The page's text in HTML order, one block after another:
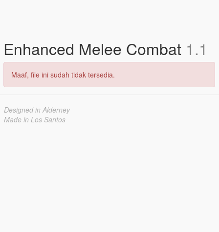
Enhanced Melee Combat 1.1
Maaf, file ini sudah tidak tersedia.
Designed in Alderney
Made in Los Santos